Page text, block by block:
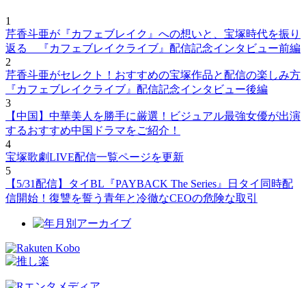
1
芹香斗亜が『カフェブレイク』への想いと、宝塚時代を振り
返る 『カフェブレイクライブ』配信記念インタビュー前編
2
芹香斗亜がセレクト！おすすめの宝塚作品と配信の楽しみ方
『カフェブレイクライブ』配信記念インタビュー後編
3
【中国】中華美人を勝手に厳選！ビジュアル最強女優が出演
するおすすめ中国ドラマをご紹介！
4
宝塚歌劇LIVE配信一覧ページを更新
5
【5/31配信】タイBL『PAYBACK The Series』日タイ同時配
信開始！復讐を誓う青年と冷徹なCEOの危険な取引